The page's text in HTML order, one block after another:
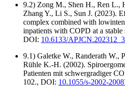
9.2) Zong M., Shen H., Ren L.,
Zhang Y., Li S., Sun J. (2023).
complex combined with
inpatients with COPD at a stable
DOI: 10.6133/
9.1) Galetke W., Randerath W.,
Rühle K.-H. (2002).
Patienten mit schwergradiger
102., DOI: 10.1055/s-2002-